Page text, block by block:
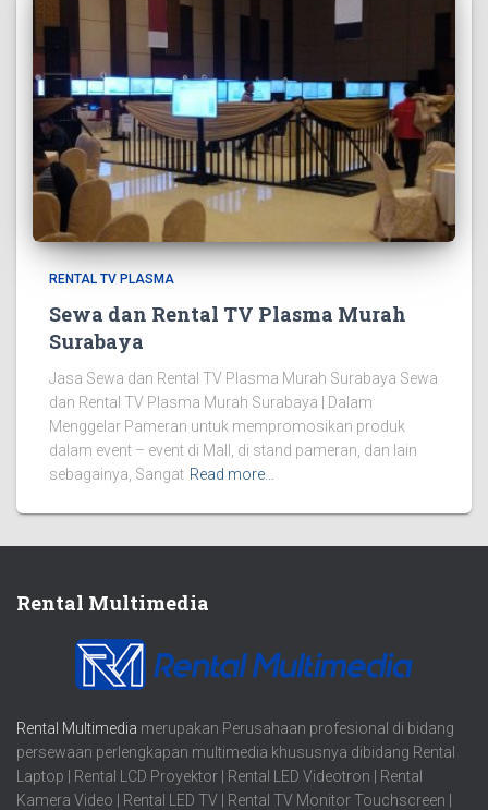
RENTAL TV PLASMA
Sewa dan Rental TV Plasma Murah
Surabaya
Jasa Sewa dan Rental TV Plasma Murah Surabaya Sewa
dan Rental TV Plasma Murah Surabaya | Dalam
Menggelar Pameran untuk mempromosikan produk
dalam event – event di Mall, di stand pameran, dan lain
sebagainya, Sangat Read more…
Rental Multimedia
Rental Multimedia merupakan Perusahaan profesional di bidang
persewaan perlengkapan multimedia khususnya dibidang Rental
Laptop | Rental LCD Proyektor | Rental LED Videotron | Rental
Kamera Video | Rental LED TV | Rental TV Monitor Touchscreen |